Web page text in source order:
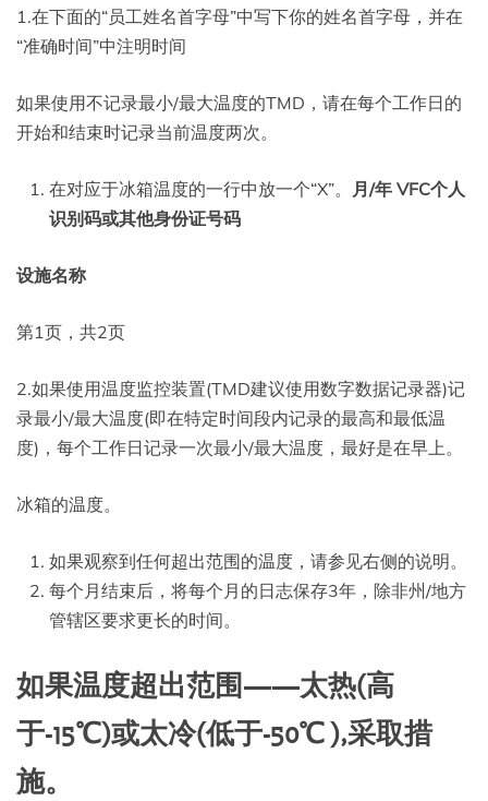
1.在下面的“员工姓名首字母”中写下你的姓名首字母，并在
“准确时间”中注明时间
如果使用不记录最小/最大温度的TMD，请在每个工作日的
开始和结束时记录当前温度两次。
在对应于冰箱温度的一行中放一个“X”。
月/年 VFC个人
识别码或其他身份证号码
设施名称
第1页，共2页
2.如果使用温度监控装置(TMD建议使用数字数据记录器)记
录最小/最大温度(即在特定时间段内记录的最高和最低温
度)，每个工作日记录一次最小/最大温度，最好是在早上。
冰箱的温度。
如果观察到任何超出范围的温度，请参见右侧的说明。
每个月结束后，将每个月的日志保存3年，除非州/地方
管辖区要求更长的时间。
如果温度超出范围——太热(高
于-15℃)或太冷(低于-50℃ ),采取措
施。